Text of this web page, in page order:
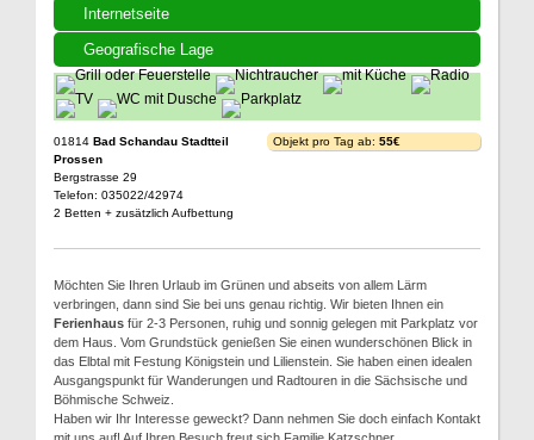
Internetseite
Geografische Lage
01814 Bad Schandau Stadtteil
Prossen
Bergstrasse 29
Telefon: 035022/42974
2 Betten + zusätzlich Aufbettung
Objekt pro Tag ab: 55€
Möchten Sie Ihren Urlaub im Grünen und abseits von allem Lärm
verbringen, dann sind Sie bei uns genau richtig. Wir bieten Ihnen ein
Ferienhaus für 2-3 Personen, ruhig und sonnig gelegen mit Parkplatz vor
dem Haus. Vom Grundstück genießen Sie einen wunderschönen Blick in
das Elbtal mit Festung Königstein und Lilienstein. Sie haben einen idealen
Ausgangspunkt für Wanderungen und Radtouren in die Sächsische und
Böhmische Schweiz.
Haben wir Ihr Interesse geweckt? Dann nehmen Sie doch einfach Kontakt